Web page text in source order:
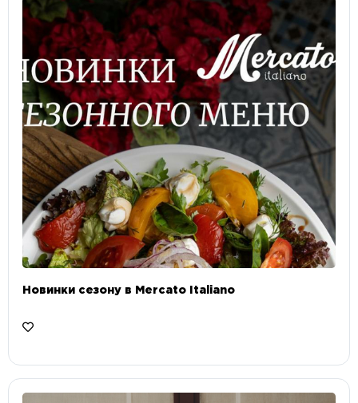
Новинки сезону в Mercato Italiano